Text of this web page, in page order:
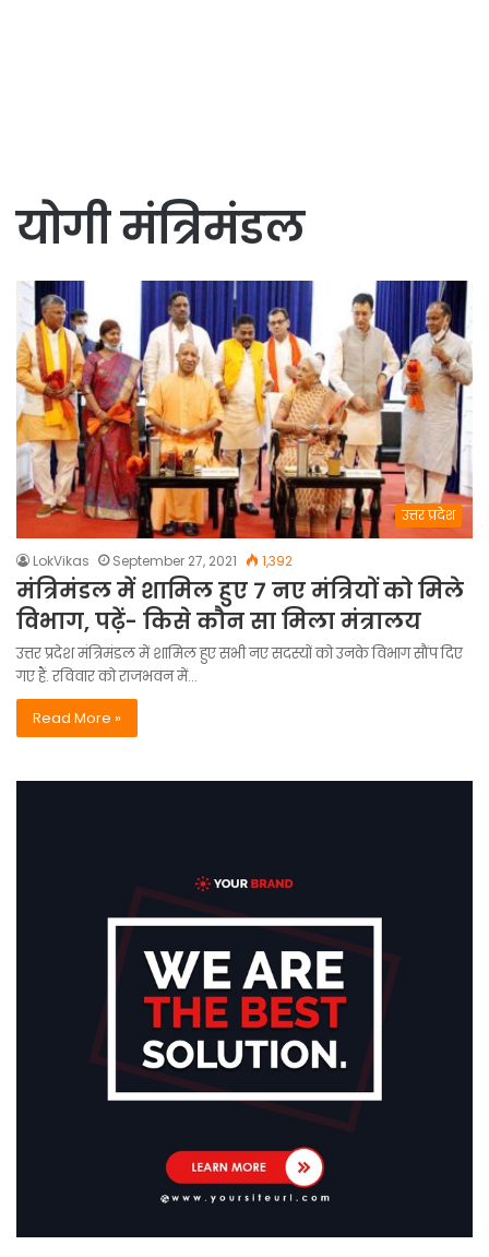
योगी मंत्रिमंडल
उत्तर प्रदेश
LokVikas September 27, 2021 1,392
मंत्रिमंडल में शामिल हुए 7 नए मंत्रियों को मिले
विभाग, पढ़ें- किसे कौन सा मिला मंत्रालय
उत्तर प्रदेश मंत्रिमंडल में शामिल हुए सभी नए सदस्यों को उनके विभाग सौंप दिए
गए हैं. रविवार को राजभवन में…
Read More »